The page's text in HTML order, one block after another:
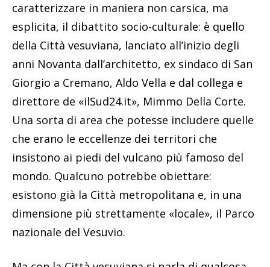
caratterizzare in maniera non carsica, ma
esplicita, il dibattito socio-culturale: è quello
della Città vesuviana, lanciato all’inizio degli
anni Novanta dall’architetto, ex sindaco di San
Giorgio a Cremano, Aldo Vella e dal collega e
direttore de «ilSud24.it», Mimmo Della Corte.
Una sorta di area che potesse includere quelle
che erano le eccellenze dei territori che
insistono ai piedi del vulcano più famoso del
mondo. Qualcuno potrebbe obiettare:
esistono già la Città metropolitana e, in una
dimensione più strettamente «locale», il Parco
nazionale del Vesuvio.